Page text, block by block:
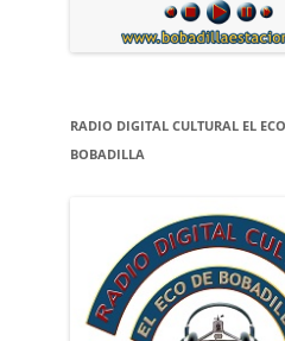
RADIO DIGITAL CULTURAL EL
BOBADILLA